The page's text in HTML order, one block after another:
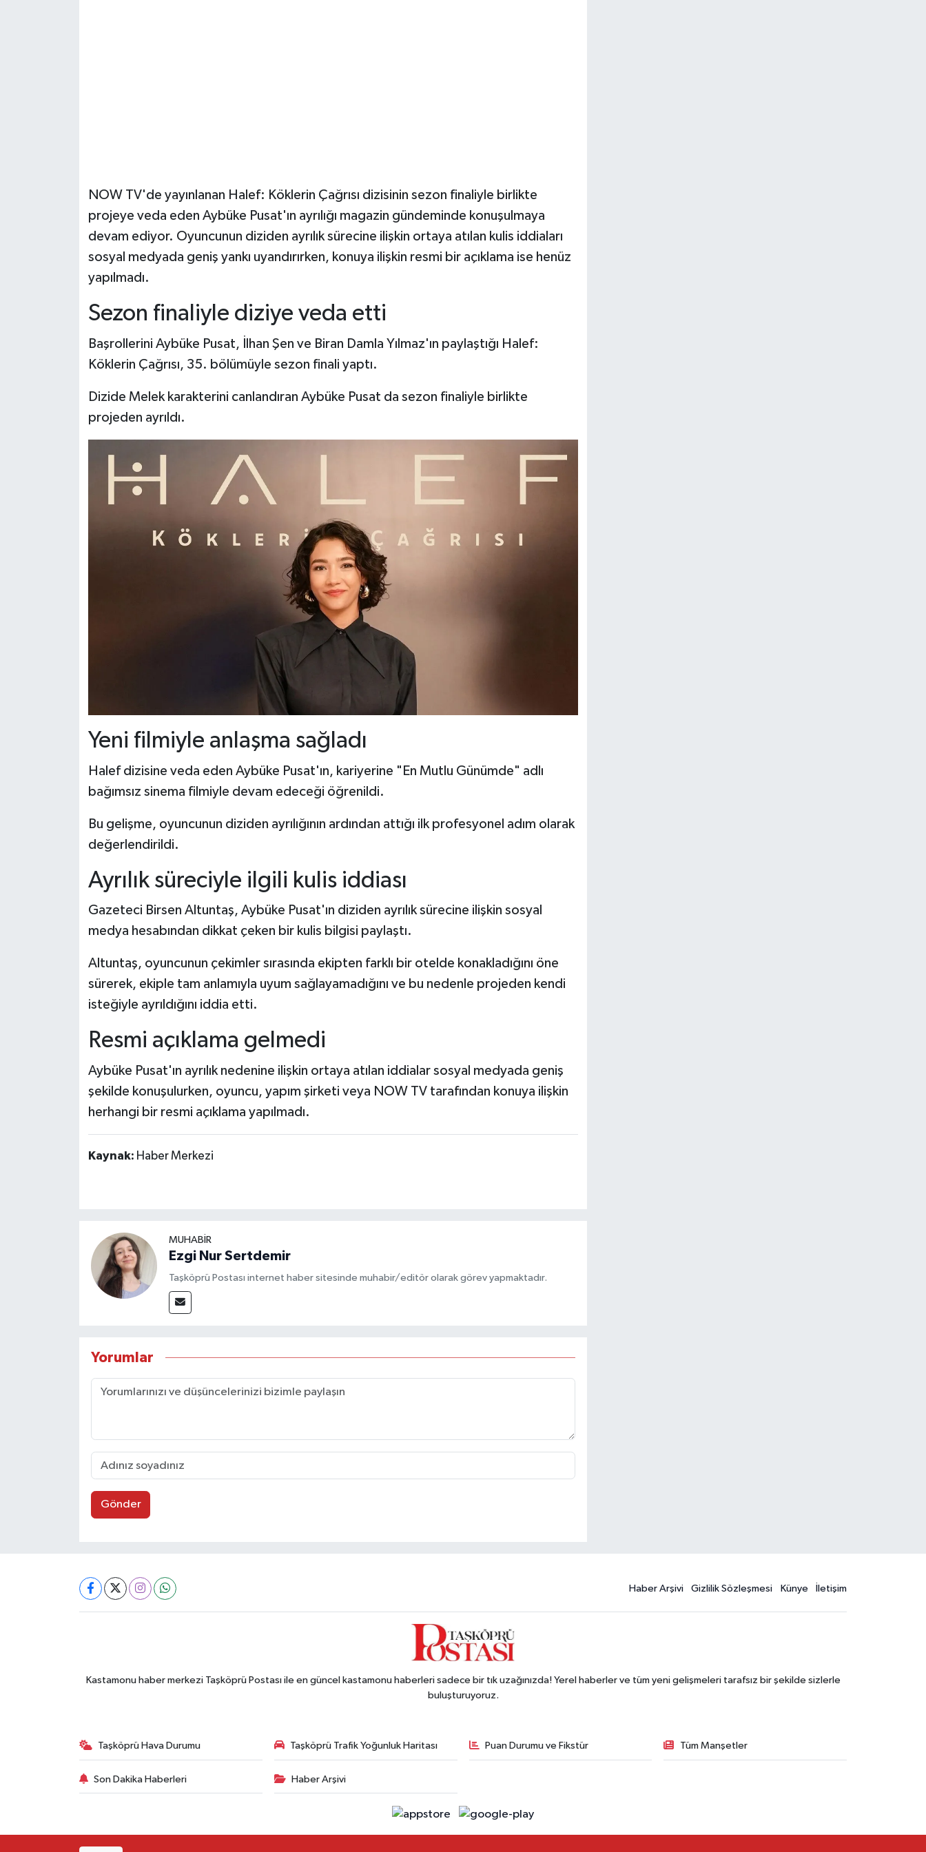
NOW TV'de yayınlanan Halef: Köklerin Çağrısı dizisinin sezon finaliyle birlikte
projeye veda eden Aybüke Pusat'ın ayrılığı magazin gündeminde konuşulmaya
devam ediyor. Oyuncunun diziden ayrılık sürecine ilişkin ortaya atılan kulis iddiaları
sosyal medyada geniş yankı uyandırırken, konuya ilişkin resmi bir açıklama ise henüz
yapılmadı.
Sezon finaliyle diziye veda etti
Başrollerini Aybüke Pusat, İlhan Şen ve Biran Damla Yılmaz'ın paylaştığı Halef:
Köklerin Çağrısı, 35. bölümüyle sezon finali yaptı.
Dizide Melek karakterini canlandıran Aybüke Pusat da sezon finaliyle birlikte
projeden ayrıldı.
Yeni filmiyle anlaşma sağladı
Halef dizisine veda eden Aybüke Pusat'ın, kariyerine "En Mutlu Günümde" adlı
bağımsız sinema filmiyle devam edeceği öğrenildi.
Bu gelişme, oyuncunun diziden ayrılığının ardından attığı ilk profesyonel adım olarak
değerlendirildi.
Ayrılık süreciyle ilgili kulis iddiası
Gazeteci Birsen Altuntaş, Aybüke Pusat'ın diziden ayrılık sürecine ilişkin sosyal
medya hesabından dikkat çeken bir kulis bilgisi paylaştı.
Altuntaş, oyuncunun çekimler sırasında ekipten farklı bir otelde konakladığını öne
sürerek, ekiple tam anlamıyla uyum sağlayamadığını ve bu nedenle projeden kendi
isteğiyle ayrıldığını iddia etti.
Resmi açıklama gelmedi
Aybüke Pusat'ın ayrılık nedenine ilişkin ortaya atılan iddialar sosyal medyada geniş
şekilde konuşulurken, oyuncu, yapım şirketi veya NOW TV tarafından konuya ilişkin
herhangi bir resmi açıklama yapılmadı.
Kaynak: Haber Merkezi
MUHABİR
Ezgi Nur Sertdemir
Taşköprü Postası internet haber sitesinde muhabir/editör olarak görev yapmaktadır.
Yorumlar
Gönder
Haber Arşivi Gizlilik Sözleşmesi Künye İletişim
Kastamonu haber merkezi Taşköprü Postası ile en güncel kastamonu haberleri sadece bir tık uzağınızda! Yerel haberler ve tüm yeni gelişmeleri tarafsız bir şekilde sizlerle
buluşturuyoruz.
Taşköprü Hava Durumu Taşköprü Trafik Yoğunluk Haritası Puan Durumu ve Fikstür Tüm Manşetler
Son Dakika Haberleri Haber Arşivi
Ulusal Haberler
Teknoloji Haberleri
Siyaset Haberleri
Dünya Haberleri
Yerel Haberler